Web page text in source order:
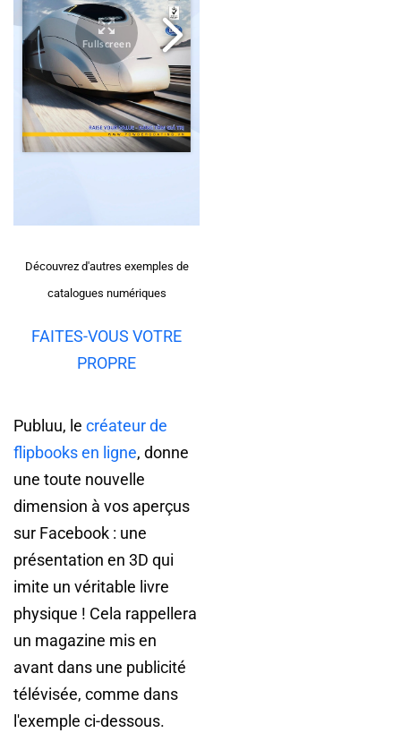
Découvrez d'autres exemples de
catalogues numériques
FAITES-VOUS VOTRE
PROPRE
Publuu, le créateur de
flipbooks en ligne, donne
une toute nouvelle
dimension à vos aperçus
sur Facebook : une
présentation en 3D qui
imite un véritable livre
physique ! Cela rappellera
un magazine mis en
avant dans une publicité
télévisée, comme dans
l'exemple ci-dessous.